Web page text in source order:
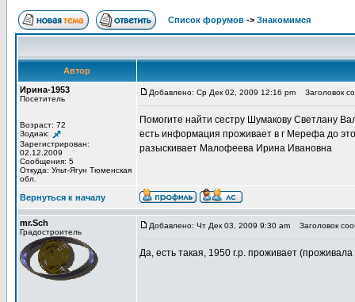
Список форумов -> Знакомимся
Автор
Ирина-1953
Посетитель
Возраст: 72
Зодиак:
Зарегистрирован:
02.12.2009
Сообщения: 5
Откуда: Ульт-Ягун Тюменская
обл.
Добавлено: Ср Дек 02, 2009 12:16 pm Заголовок
Помогите найти сестру Шумакову Светлану
есть информация проживает в г Мерефа до
разыскивает Малофеева Ирина Ивановна
Вернуться к началу
mr.Sch
Градостроитель
Добавлено: Чт Дек 03, 2009 9:30 am Заголовок
Да, есть такая, 1950 г.р. проживает